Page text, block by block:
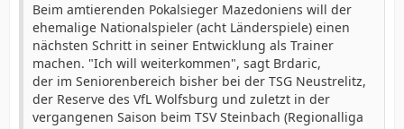
Beim amtierenden Pokalsieger Mazedoniens will der
ehemalige Nationalspieler (acht Länderspiele) einen
nächsten Schritt in seiner Entwicklung als Trainer
machen. "Ich will weiterkommen", sagt Brdaric,
der im Seniorenbereich bisher bei der TSG Neustrelitz,
der Reserve des VfL Wolfsburg und zuletzt in der
vergangenen Saison beim TSV Steinbach (Regionalliga